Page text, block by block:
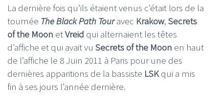
La dernière fois qu’ils étaient venus c’était lors de la
tournée The Black Path Touravec Krakow, Secrets
of the Moon etVreid qui alternaient les têtes
d’affiche et qui avait vu Secrets of the Moon en haut
de l’affiche le 8 Juin 2011 à Paris pour une des
dernières apparitions de la bassiste LSKqui a mis
fin à ses jours l’année dernière.